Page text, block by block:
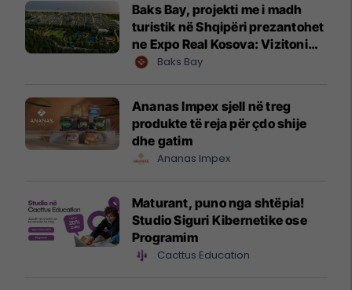
Baks Bay, projekti me i madh
turistik në Shqipëri prezantohet
ne Expo Real Kosova: Vizitoni
shtandin dhe zbuloni
Baks Bay
Ananas Impex sjell në treg
produkte të reja për çdo shije
dhe gatim
Ananas Impex
Maturant, puno nga shtëpia!
Studio Siguri Kibernetike ose
Programim
Cacttus Education